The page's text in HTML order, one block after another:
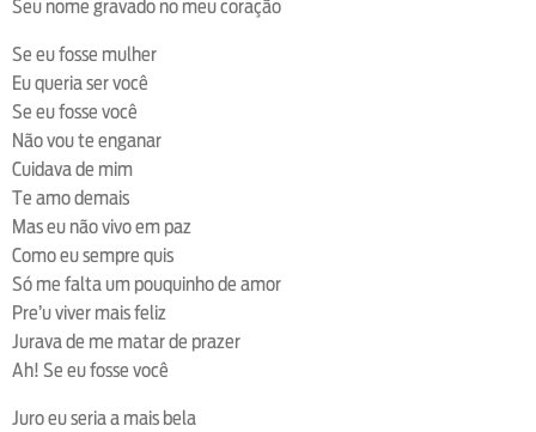
Seu nome gravado no meu coração
Se eu fosse mulher
Eu queria ser você
Se eu fosse você
Não vou te enganar
Cuidava de mim
Te amo demais
Mas eu não vivo em paz
Como eu sempre quis
Só me falta um pouquinho de amor
Pre’u viver mais feliz
Jurava de me matar de prazer
Ah! Se eu fosse você
Juro eu seria a mais bela